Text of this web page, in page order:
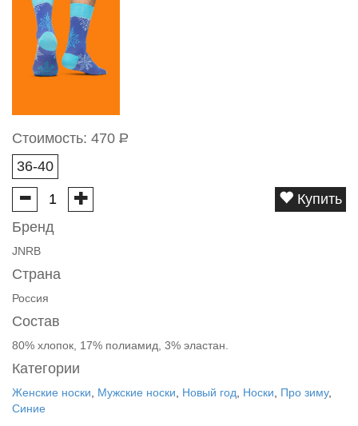
Стоимость: 470 Р
36-40
Купить
Бренд
JNRB
Страна
Россия
Состав
80% хлопок, 17% полиамид, 3% эластан.
Категории
Женские носки Мужские носки Новый год Носки Про зиму,
Синие